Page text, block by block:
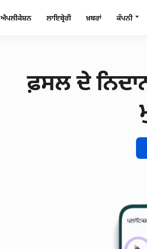
ਐਪਲੀਕੇਸ਼ਨ ਲਾਇਬ੍ਰੇਰੀ ਖ਼ਬਰਾਂ ਕੰਪਨੀ
ਫ਼ਸਲ ਦੇ